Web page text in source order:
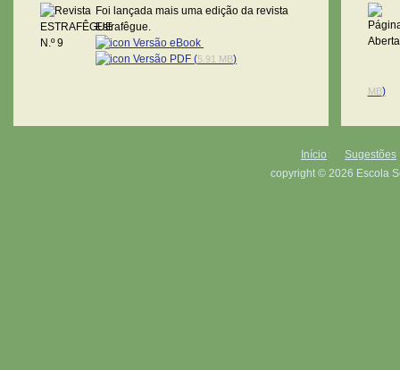
Foi lançada mais uma edição da revista
Estrafêgue.
Versão eBook
Versão PDF (5.91 MB)
MB)
Início
Sugestões
copyright © 2026 Escola